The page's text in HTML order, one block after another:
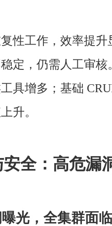
性工作，效率提升
定，仍需人工审核
具增多；基础
升。
全：高危漏
光，全集群面